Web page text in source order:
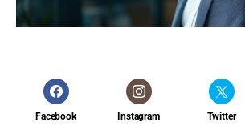
Facebook Instagram Twitter